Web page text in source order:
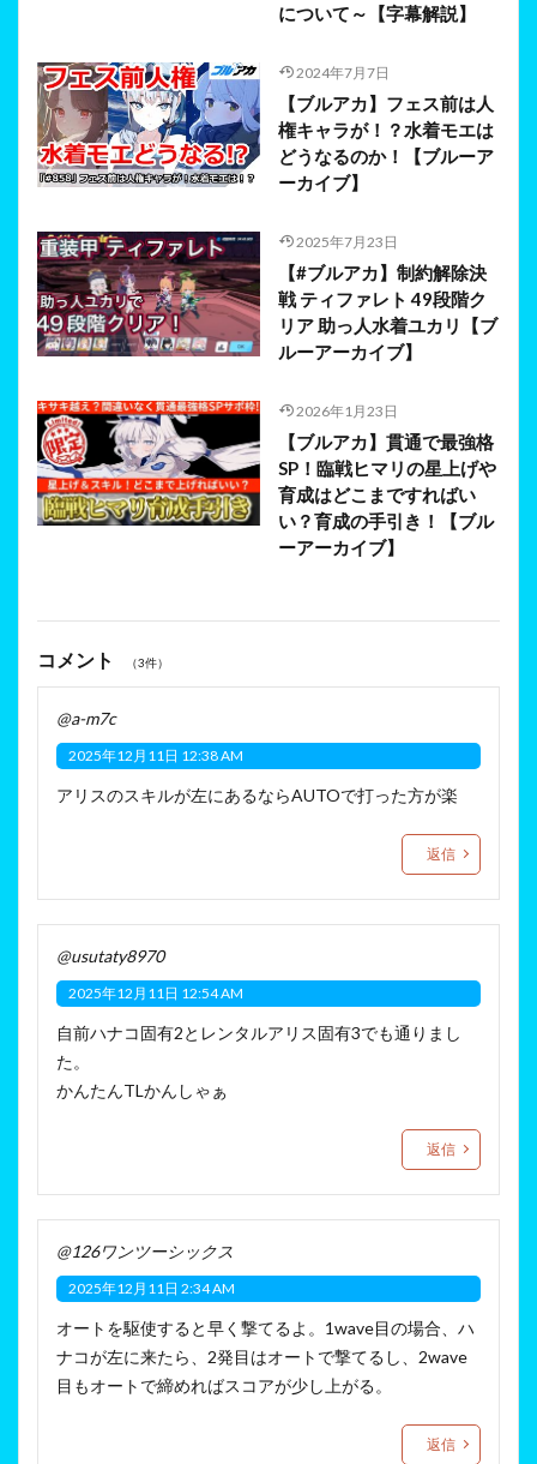
について～【字幕解説】
2024年7月7日
【ブルアカ】フェス前は人
権キャラが！？水着モエは
どうなるのか！【ブルーア
ーカイブ】
2025年7月23日
【#ブルアカ】制約解除決
戦 ティファレト 49段階ク
リア 助っ人水着ユカリ【ブ
ルーアーカイブ】
2026年1月23日
【ブルアカ】貫通で最強格
SP！臨戦ヒマリの星上げや
育成はどこまですればい
い？育成の手引き！【ブル
ーアーカイブ】
コメント （3件）
@a-m7c
2025年12月11日 12:38 AM
アリスのスキルが左にあるならAUTOで打った方が楽
返信
@usutaty8970
2025年12月11日 12:54 AM
自前ハナコ固有2とレンタルアリス固有3でも通りまし
た。
かんたんTLかんしゃぁ
返信
@126ワンツーシックス
2025年12月11日 2:34 AM
オートを駆使すると早く撃てるよ。1wave目の場合、ハ
ナコが左に来たら、2発目はオートで撃てるし、2wave
目もオートで締めればスコアが少し上がる。
返信